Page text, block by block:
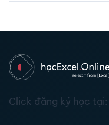
Click đăng ký học tại: